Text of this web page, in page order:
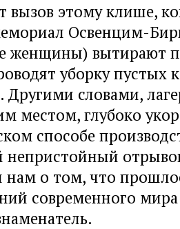
вызов этому клише,
Освенцим-
женщины) вытирают
уборку пустых
Другими словами,
местом, глубоко
способе
непристойный
о том, что
современного